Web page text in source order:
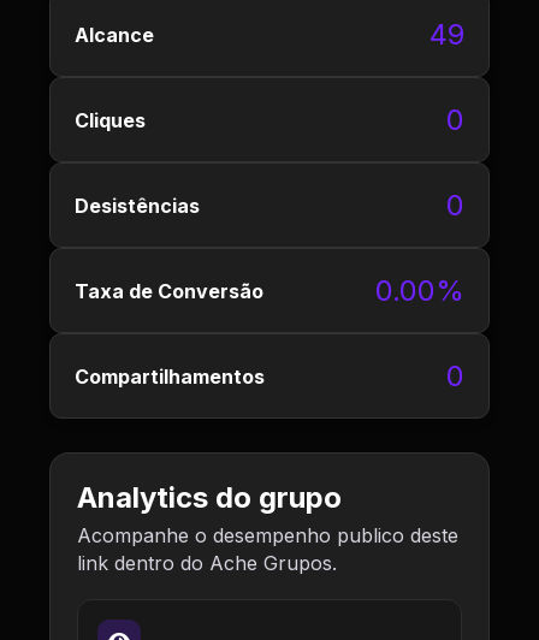
Alcance 49
Cliques 0
Desistências 0
Taxa de Conversão 0.00%
Compartilhamentos 0
Analytics do grupo
Acompanhe o desempenho publico deste
link dentro do Ache Grupos.